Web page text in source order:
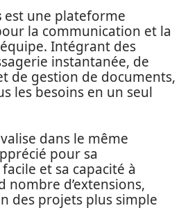
est une plateforme
la communication et la
Intégrant des
instantanée, de
de gestion de documents,
les besoins en un seul
dans le même
pour sa
et sa capacité à
d’extensions,
des projets plus simple